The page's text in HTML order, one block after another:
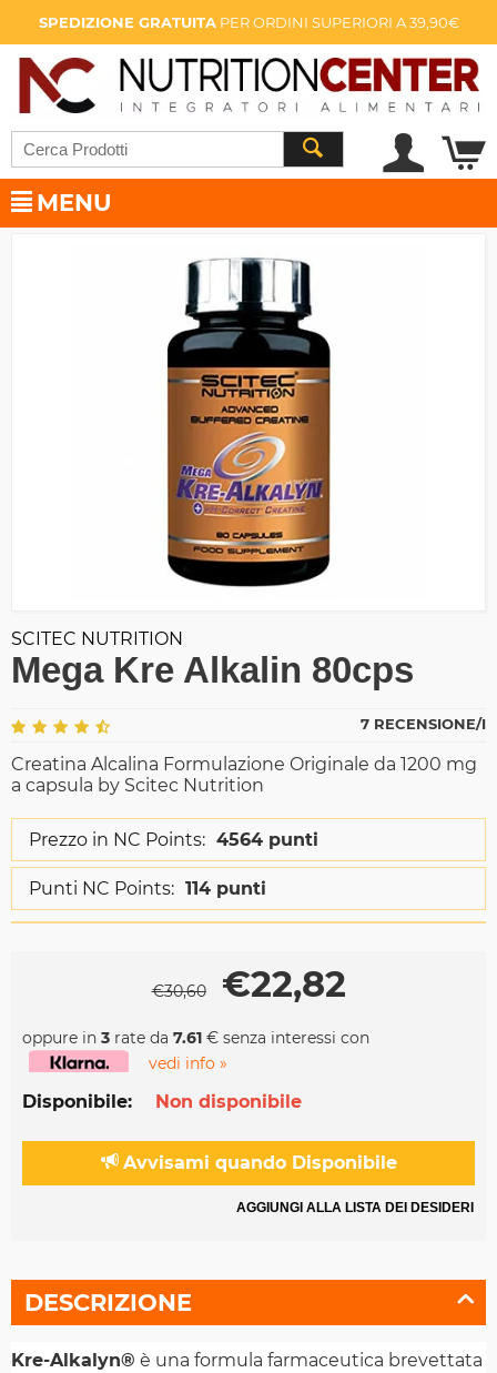
SPEDIZIONE GRATUITAPER ORDINI SUPERIORI A 39,90€
MENU
SCITEC NUTRITION
Mega Kre Alkalin 80cps
7 RECENSIONE/I
Creatina Alcalina Formulazione Originale da 1200 mg
a capsula by Scitec Nutrition
Prezzo in NC Points: 4564 punti
Punti NC Points: 114 punti
€30,60 €22,82
oppure in 3 rate da 7.61 € senza interessi con
vedi info »
Disponibile: Non disponibile
Avvisami quando Disponibile
AGGIUNGI ALLA LISTA DEI DESIDERI
DESCRIZIONE
Kre-Alkalyn® è una formula farmaceutica brevettata